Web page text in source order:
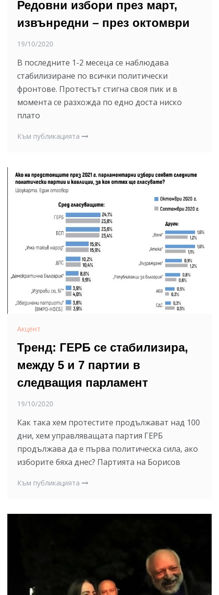
Редовни избори през март,
извънредни – през октомври
19/10/2020
В последните 1-2 месеца се наблюдава
стабилизиране по всички политически
фронтове. Протестът стигна своя пик и в
момента се разхожда по едно доста ниско
плато
Към публикацията
Акцент
Тренд: ГЕРБ се стабилизира,
между 5 и 7 партии в
следващия парламент
19/10/2020
Как така хем протестите продължават над 100
дни, хем управляващата партия ГЕРБ
продължава да е първа политическа сила, ако
изборите бяха днес? Партията на Борисов
Към публикацията